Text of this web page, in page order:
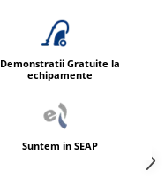
Demonstratii Gratuite la
echipamente
Suntem in SEAP